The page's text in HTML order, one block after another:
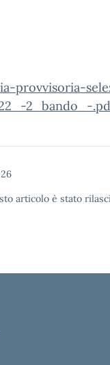
provvisoria-
2_bando_-
articolo è stato